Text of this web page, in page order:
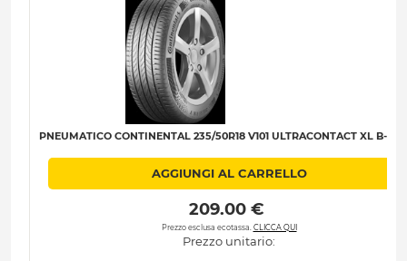
PNEUMATICO CONTINENTAL 235/50R18 V101 ULTRACONTACT XL B-A-
AGGIUNGI AL CARRELLO
209.00 €
Prezzo esclusa ecotassa. CLICCA QUI
Prezzo unitario: